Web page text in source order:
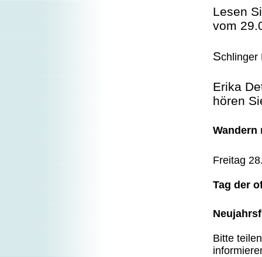
Lesen
vom
Schlinger
Erika
hören
Wandern
Freitag
Tag der
Bitte